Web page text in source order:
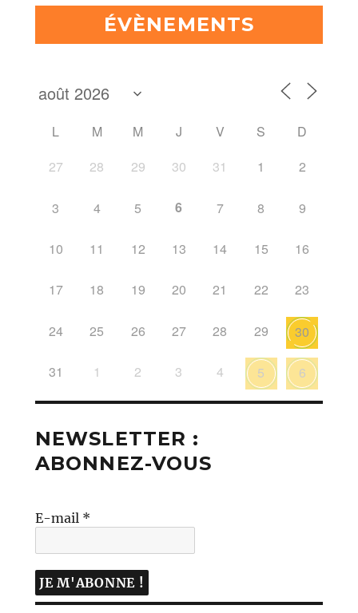
ÉVÈNEMENTS
L M M J V S
D
27
28 29 30 31 1 2
3 4 5 6 7 8 9
10 11 12 13 14 15 16
17 18 19 20 21 22 23
24 25 26 27 28 29 30
31 1 2 3 4 5 6
NEWSLETTER :
ABONNEZ-VOUS
E-mail *